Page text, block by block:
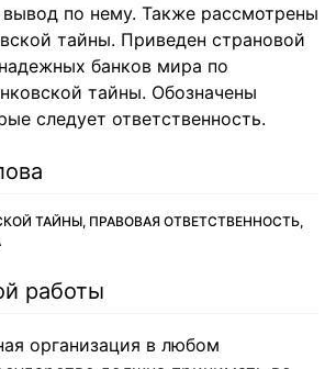
по нему. Также рассмотрены
тайны. Приведен страновой
банков мира по
тайны. Обозначены
следует ответственность.
ТАЙНЫ, ПРАВОВАЯ ОТВЕТСТВЕННОСТЬ,
работы
организация в любом